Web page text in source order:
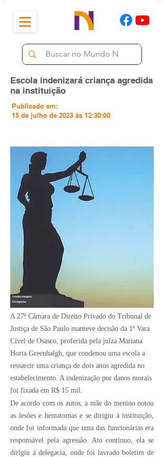
Escola indenizará criança agredida
na instituição
Publicado em:
15 de julho de 2023 às 12:30:00
Divulgação
Crédito Imagem:
A 27ª Câmara de Direito Privado do Tribunal de
Justiça de São Paulo manteve decisão da 1ª Vara
Cível de Osasco, proferida pela juíza Mariana
Horta Greenhalgh, que condenou uma escola a
ressarcir uma criança de dois anos agredida no
estabelecimento. A indenização por danos morais
foi fixada em R$ 15 mil.
De acordo com os autos, a mãe do menino notou
as lesões e hematomas e se dirigiu à instituição,
onde foi informada que uma das funcionárias era
responsável pela agressão. Ato contínuo, ela se
dirigiu à delegacia, onde foi lavrado boletim de